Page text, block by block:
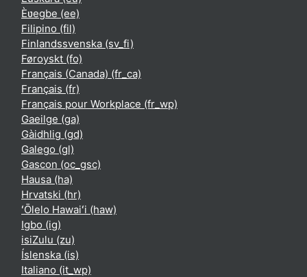
Èʋegbe ‎(ee)‎
Filipino ‎(fil)‎
Finlandssvenska ‎(sv_fi)‎
Føroyskt ‎(fo)‎
Français (Canada) ‎(fr_ca)‎
Français ‎(fr)‎
Français pour Workplace ‎(fr_wp)‎
Gaeilge ‎(ga)‎
Gàidhlig ‎(gd)‎
Galego ‎(gl)‎
Gascon ‎(oc_gsc)‎
Hausa ‎(ha)‎
Hrvatski ‎(hr)‎
ʻŌlelo Hawaiʻi ‎(haw)‎
Igbo ‎(ig)‎
isiZulu ‎(zu)‎
Íslenska ‎(is)‎
Italiano ‎(it_wp)‎